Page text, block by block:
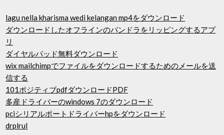
lagu nella kharisma wedi kelangan mp4をダウンロード
ダウンロードしたオフラインのパンドラをリッピングするアプ
リ
ダイヤルパッド無料ダウンロード
wix mailchimpでファイルをダウンロードするためのメールを送
信する
101ポジティブpdfダウンロードPDF
多産ドライバーのwindows 7のダウンロード
pciシリアルポートドライバーhpをダウンロード
drplrul